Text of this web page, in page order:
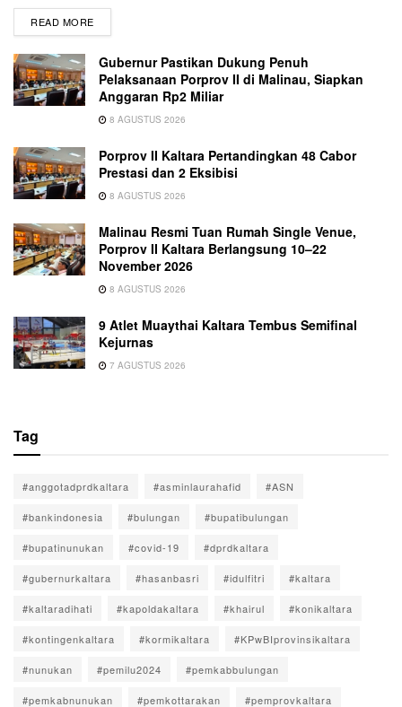
READ MORE
Gubernur Pastikan Dukung Penuh
Pelaksanaan Porprov II di Malinau, Siapkan
Anggaran Rp2 Miliar
8 AGUSTUS 2026
Porprov II Kaltara Pertandingkan 48 Cabor
Prestasi dan 2 Eksibisi
8 AGUSTUS 2026
Malinau Resmi Tuan Rumah Single Venue,
Porprov II Kaltara Berlangsung 10–22
November 2026
8 AGUSTUS 2026
9 Atlet Muaythai Kaltara Tembus Semifinal
Kejurnas
7 AGUSTUS 2026
Tag
#anggotadprdkaltara #asminlaurahafid #ASN
#bankindonesia #bulungan #bupatibulungan
#bupatinunukan #covid-19 #dprdkaltara
#gubernurkaltara #hasanbasri #idulfitri #kaltara
#kaltaradihati #kapoldakaltara #khairul #konikaltara
#kontingenkaltara #kormikaltara #KPwBIprovinsikaltara
#nunukan #pemilu2024 #pemkabbulungan
#pemkabnunukan #pemkottarakan #pemprovkaltara